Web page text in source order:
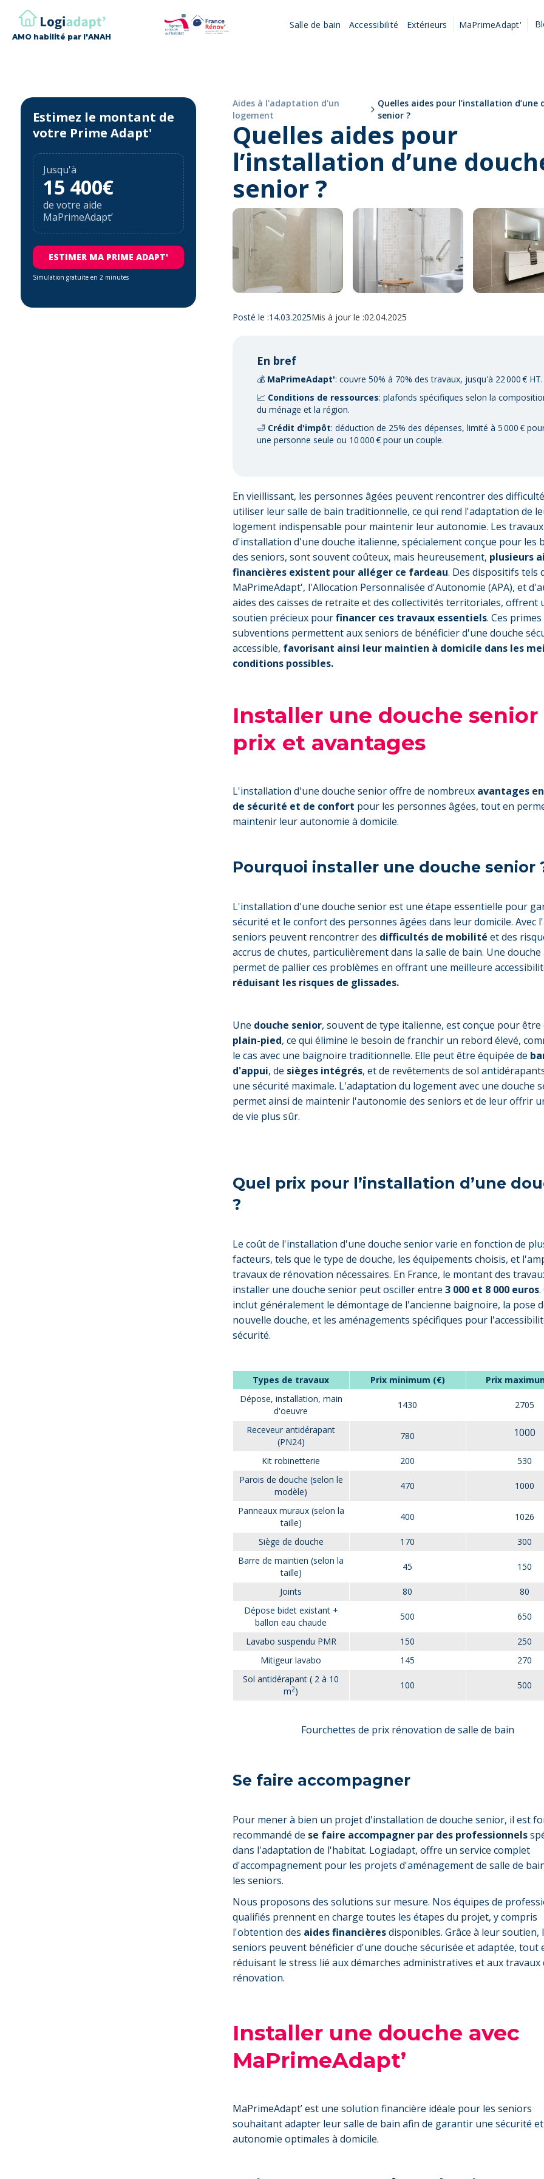
AMO habilité par l'ANAH
Salle de bain Accessibilité Extérieurs MaPrimeAdapt'
Estimez le montant de
votre Prime Adapt'
Jusqu'à
15 400€
de votre aide
MaPrimeAdapt’
ESTIMER MA PRIME ADAPT'
Simulation gratuite en 2 minutes
Aides à l'adaptation d'un
logement
Quelles aides pour l’installation d’une
senior ?
Quelles aides pour
l’installation d’une
senior ?
Posté le :14.03.2025Mis à jour le :02.04.2025
En bref
💰 MaPrimeAdapt': couvre 50% à 70% des travaux, jusqu'à 22 000 € HT.
📈 Conditions de ressources: plafonds spécifiques selon la
du ménage et la région.​
🛁 Crédit d'impôt: déduction de 25% des dépenses, limité à 5 000 €
une personne seule ou 10 000 € pour un couple.
En vieillissant, les personnes âgées peuvent rencontrer des
utiliser leur salle de bain traditionnelle, ce qui rend l'adaptation de
logement indispensable pour maintenir leur autonomie. Les travaux
d'installation d'une douche italienne, spécialement conçue pour les
des seniors, sont souvent coûteux, mais heureusement, plusieurs
financières existent pour alléger ce fardeau. Des dispositifs tels
MaPrimeAdapt', l'Allocation Personnalisée d'Autonomie (APA), et
aides des caisses de retraite et des collectivités territoriales, offrent
soutien précieux pourfinancer ces travaux essentiels. Ces
subventions permettent aux seniors de bénéficier d'une douche
accessible, favorisant ainsi leur maintien à domicile dans les
conditions possibles.
Installer une douche senior
prix et avantages
L'installation d'une douche senior offre de nombreux avantages
de sécurité et de confort pour les personnes âgées, tout en
maintenir leur autonomie à domicile.
Pourquoi installer une douche senior
L'installation d'une douche senior est une étape essentielle pour
sécurité et le confort des personnes âgées dans leur domicile. Avec
seniors peuvent rencontrer des difficultés de mobilité et des
accrus de chutes, particulièrement dans la salle de bain. Une
permet de pallier ces problèmes en offrant une meilleure
réduisant les risques de glissades.
Une douche senior, souvent de type italienne, est conçue pour être
plain-pied, ce qui élimine le besoin de franchir un rebord élevé,
le cas avec une baignoire traditionnelle. Elle peut être équipée de
d'appui, de sièges intégrés, et de revêtements de sol
une sécurité maximale. L'adaptation du logement avec une douche
permet ainsi de maintenir l'autonomie des seniors et de leur offrir
de vie plus sûr.
Quel prix pour l’installation d’une
?
Le coût de l'installation d'une douche senior varie en fonction de
facteurs, tels que le type de douche, les équipements choisis, et
travaux de rénovation nécessaires. En France, le montant des
installer une douche senior peut osciller entre 3 000 et 8 000 euros.
inclut généralement le démontage de l'ancienne baignoire, la pose
nouvelle douche, et les aménagements spécifiques pour
sécurité.
Fourchettes de prix rénovation de salle de bain
Types de travaux Prix minimum (€)
Prix
Dépose, installation, main
d'oeuvre
1430 2705
Receveur antidérapant
(PN24)
780 1000
Kit robinetterie 200
530
Parois de douche (selon le
modèle)
470 1000
Panneaux muraux (selon la
taille)
400 1026
Siège de douche 170
300
Barre de maintien (selon la
taille)
45 150
Joints 80
80
Dépose bidet existant +
ballon eau chaude
500 650
Lavabo suspendu PMR 150
250
Mitigeur lavabo
145
270
Sol antidérapant ( 2 à 10
m2)
100 500
Se faire accompagner
Pour mener à bien un projet d'installation de douche senior, il est
recommandé de se faire accompagner par des professionnels
dans l'adaptation de l'habitat. Logiadapt, offre un service complet
d'accompagnement pour les projets d'aménagement de salle de
les seniors.
Nous proposons des solutions sur mesure. Nos équipes de
qualifiés prennent en charge toutes les étapes du projet, y compris
l'obtention des aides financièresdisponibles. Grâce à leur soutien,
seniors peuvent bénéficier d'une douche sécurisée et adaptée, tout
réduisant le stress lié aux démarches administratives et aux travaux
rénovation.
Installer une douche avec
MaPrimeAdapt’
MaPrimeAdapt’ est une solution financière idéale pour les seniors
souhaitant adapter leur salle de bain afin de garantir une sécurité
autonomie optimales à domicile.